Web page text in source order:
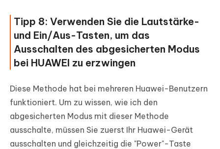
Tipp 8: Verwenden Sie die Lautstärke-
und Ein/Aus-Tasten, um das
Ausschalten des abgesicherten Modus
bei HUAWEI zu erzwingen
Diese Methode hat bei mehreren Huawei-Benutzern
funktioniert. Um zu wissen, wie ich den
abgesicherten Modus mit dieser Methode
ausschalte, müssen Sie zuerst Ihr Huawei-Gerät
ausschalten und gleichzeitig die "Power"-Taste